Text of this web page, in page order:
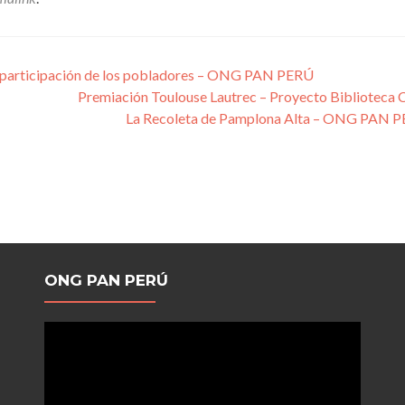
de los pobladores – ONG PAN PERÚ
Premiación Toulouse Lautrec – Proyecto Biblioteca
La Recoleta de Pamplona Alta – ONG PAN
ONG PAN PERÚ